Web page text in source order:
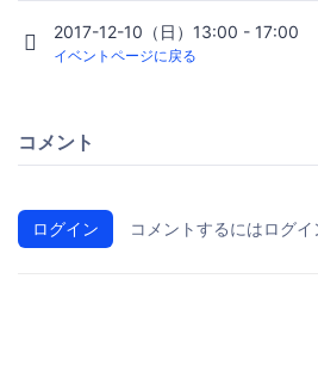
2017-12-10（日）13:00 - 17:00
イベントページに戻る
コメント
ログイン コメントするにはログイ